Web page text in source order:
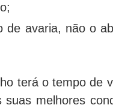
avaria, não o
terá o tempo de
melhores